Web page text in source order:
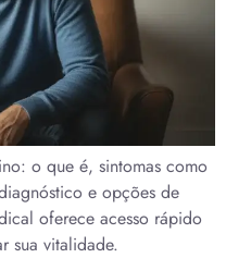
o que é, sintomas como
e opções de
oferece acesso rápido
sua vitalidade.